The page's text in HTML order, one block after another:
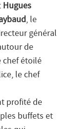
Hugues
, le
général
de
chef étoilé
le chef
profité de
buffets et